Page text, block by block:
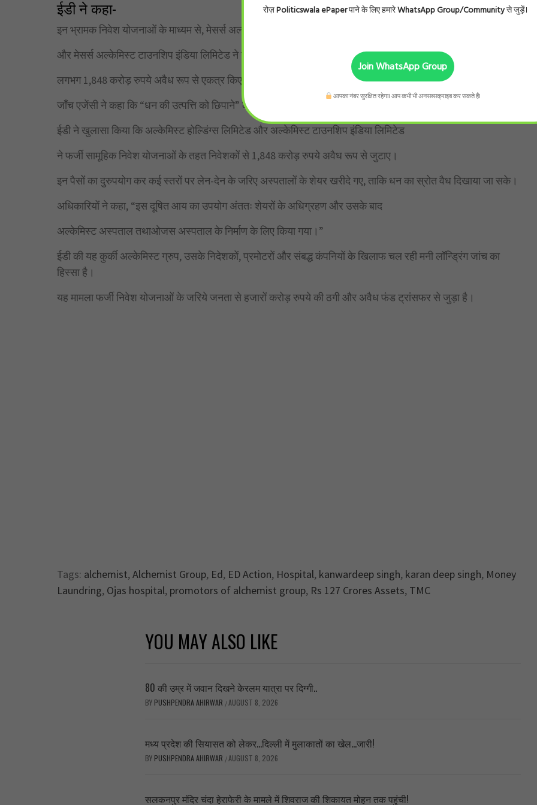
ईडी ने कहा-
इन भ्रामक निवेश योजनाओं के माध्यम से, मेसर्स अल्केमिस्ट होल्डिंग्स लिमिटेड
और मेसर्स अल्केमिस्ट टाउनशिप इंडिया लिमिटेड ने गैर-संदेहास्पद निवेशकों से
लगभग 1,848 करोड़ रुपये अवैध रूप से एकत्र किए और बाद में अनधिकृत उद्देश्यों के लिए धन का दुरुपयोग किया,”
जाँच एजेंसी ने कहा कि “धन की उत्पत्ति को छिपाने” के इरादे से अल्केमिस्ट समूह की समूह
ईडी ने खुलासा किया कि अल्केमिस्ट होल्डिंग्स लिमिटेड और अल्केमिस्ट टाउनशिप इंडिया लिमिटेड
ने फर्जी सामूहिक निवेश योजनाओं के तहत निवेशकों से 1,848 करोड़ रुपये अवैध रूप से जुटाए।
इन पैसों का दुरुपयोग कर कई स्तरों पर लेन-देन के जरिए अस्पतालों के शेयर खरीदे गए, ताकि धन का स्रोत वैध दिखाया जा सके।
अधिकारियों ने कहा, “इस दूषित आय का उपयोग अंततः शेयरों के अधिग्रहण और उसके बाद
अल्केमिस्ट अस्पताल तथाओजस अस्पताल के निर्माण के लिए किया गया।”
ईडी की यह कुर्की अल्केमिस्ट ग्रुप, उसके निदेशकों, प्रमोटरों और संबद्ध कंपनियों के खिलाफ चल रही मनी लॉन्ड्रिंग जांच का
हिस्सा है।
यह मामला फर्जी निवेश योजनाओं के जरिये जनता से हजारों करोड़ रुपये की ठगी और अवैध फंड ट्रांसफर से जुड़ा है।
Tags: alchemist,Alchemist Group, Ed, ED Action, Hospital, kanwardeep singh, karan deep singh, Money
Laundring, Ojas hospital, promotors of alchemist group, Rs 127 Crores Assets, TMC
YOU MAY ALSO LIKE
80 की उम्र में जवान दिखने केरलम यात्रा पर दिग्गी..
BY PUSHPENDRA AHIRWAR /AUGUST 8, 2026
मध्य प्रदेश की सियासत को लेकर…दिल्ली में मुलाकातों का खेल…जारी!
BY PUSHPENDRA AHIRWAR /AUGUST 8, 2026
सलकनपुर मंदिर चंदा हेराफेरी के मामले में शिवराज की शिकायत मोहन तक पहुंची!
रोज़Politicswala ePaperपाने के लिए हमारेWhatsApp Group/Communityसे जुड़ें।
Join WhatsApp Group
आपका नंबर सुरक्षित रहेगा। आप कभी भी अनसब्सक्राइब कर सकते हैं।